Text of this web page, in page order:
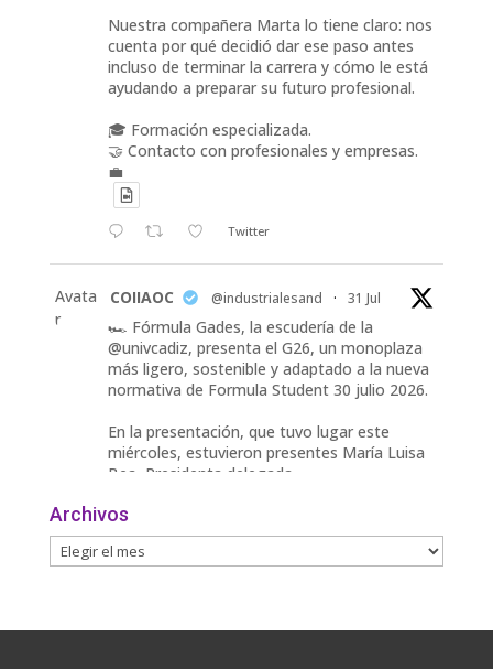
Nuestra compañera Marta lo tiene claro: nos
cuenta por qué decidió dar ese paso antes
incluso de terminar la carrera y cómo le está
ayudando a preparar su futuro profesional.
🎓 Formación especializada.
🤝 Contacto con profesionales y empresas.
💼
Twitter
Avata
r
COIIAOC @industrialesand · 31 Jul
🏎️ Fórmula Gades, la escudería de la
@univcadiz, presenta el G26, un monoplaza
más ligero, sostenible y adaptado a la nueva
normativa de Formula Student 30 julio 2026.
En la presentación, que tuvo lugar este
miércoles, estuvieron presentes María Luisa
Bea, Presidenta delegada
Twitter
📢ℹ️ El Gobierno acelera la electrificación
Archivos